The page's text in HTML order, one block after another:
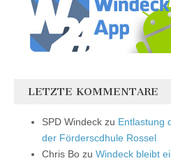
LETZTE KOMMENTARE
SPD Windeck zu Entlastung
der Förderscdhule Rossel
Chris Bo zu Windeck bleibt